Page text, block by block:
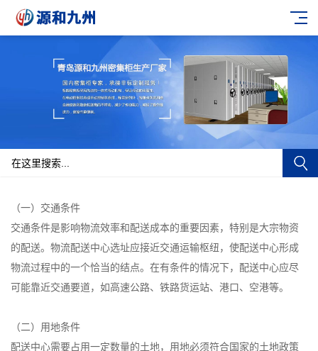
（一）交通条件
交通条件是影响物流效率和配送成本的重要因素，特别是大宗物资
的配送。物流配送中心选址应接近交通运输枢纽，使配送中心形成
物流过程中的一个恰当的结点。在有条件的情况下，配送中心应尽
可能靠近交通要道，如高速公路、铁路货运站、港口、空港等。
（二）用地条件
配送中心需要占用一定数量的土地，用地必须符合国家的土地政策